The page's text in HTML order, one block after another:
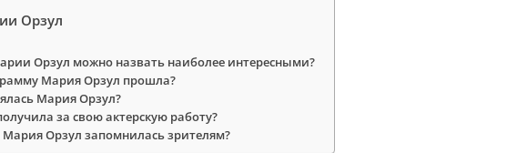
Орзул
Орзул можно назвать наиболее интересными?
Мария Орзул прошла?
Мария Орзул?
за свою актерскую работу?
Орзул запомнилась зрителям?